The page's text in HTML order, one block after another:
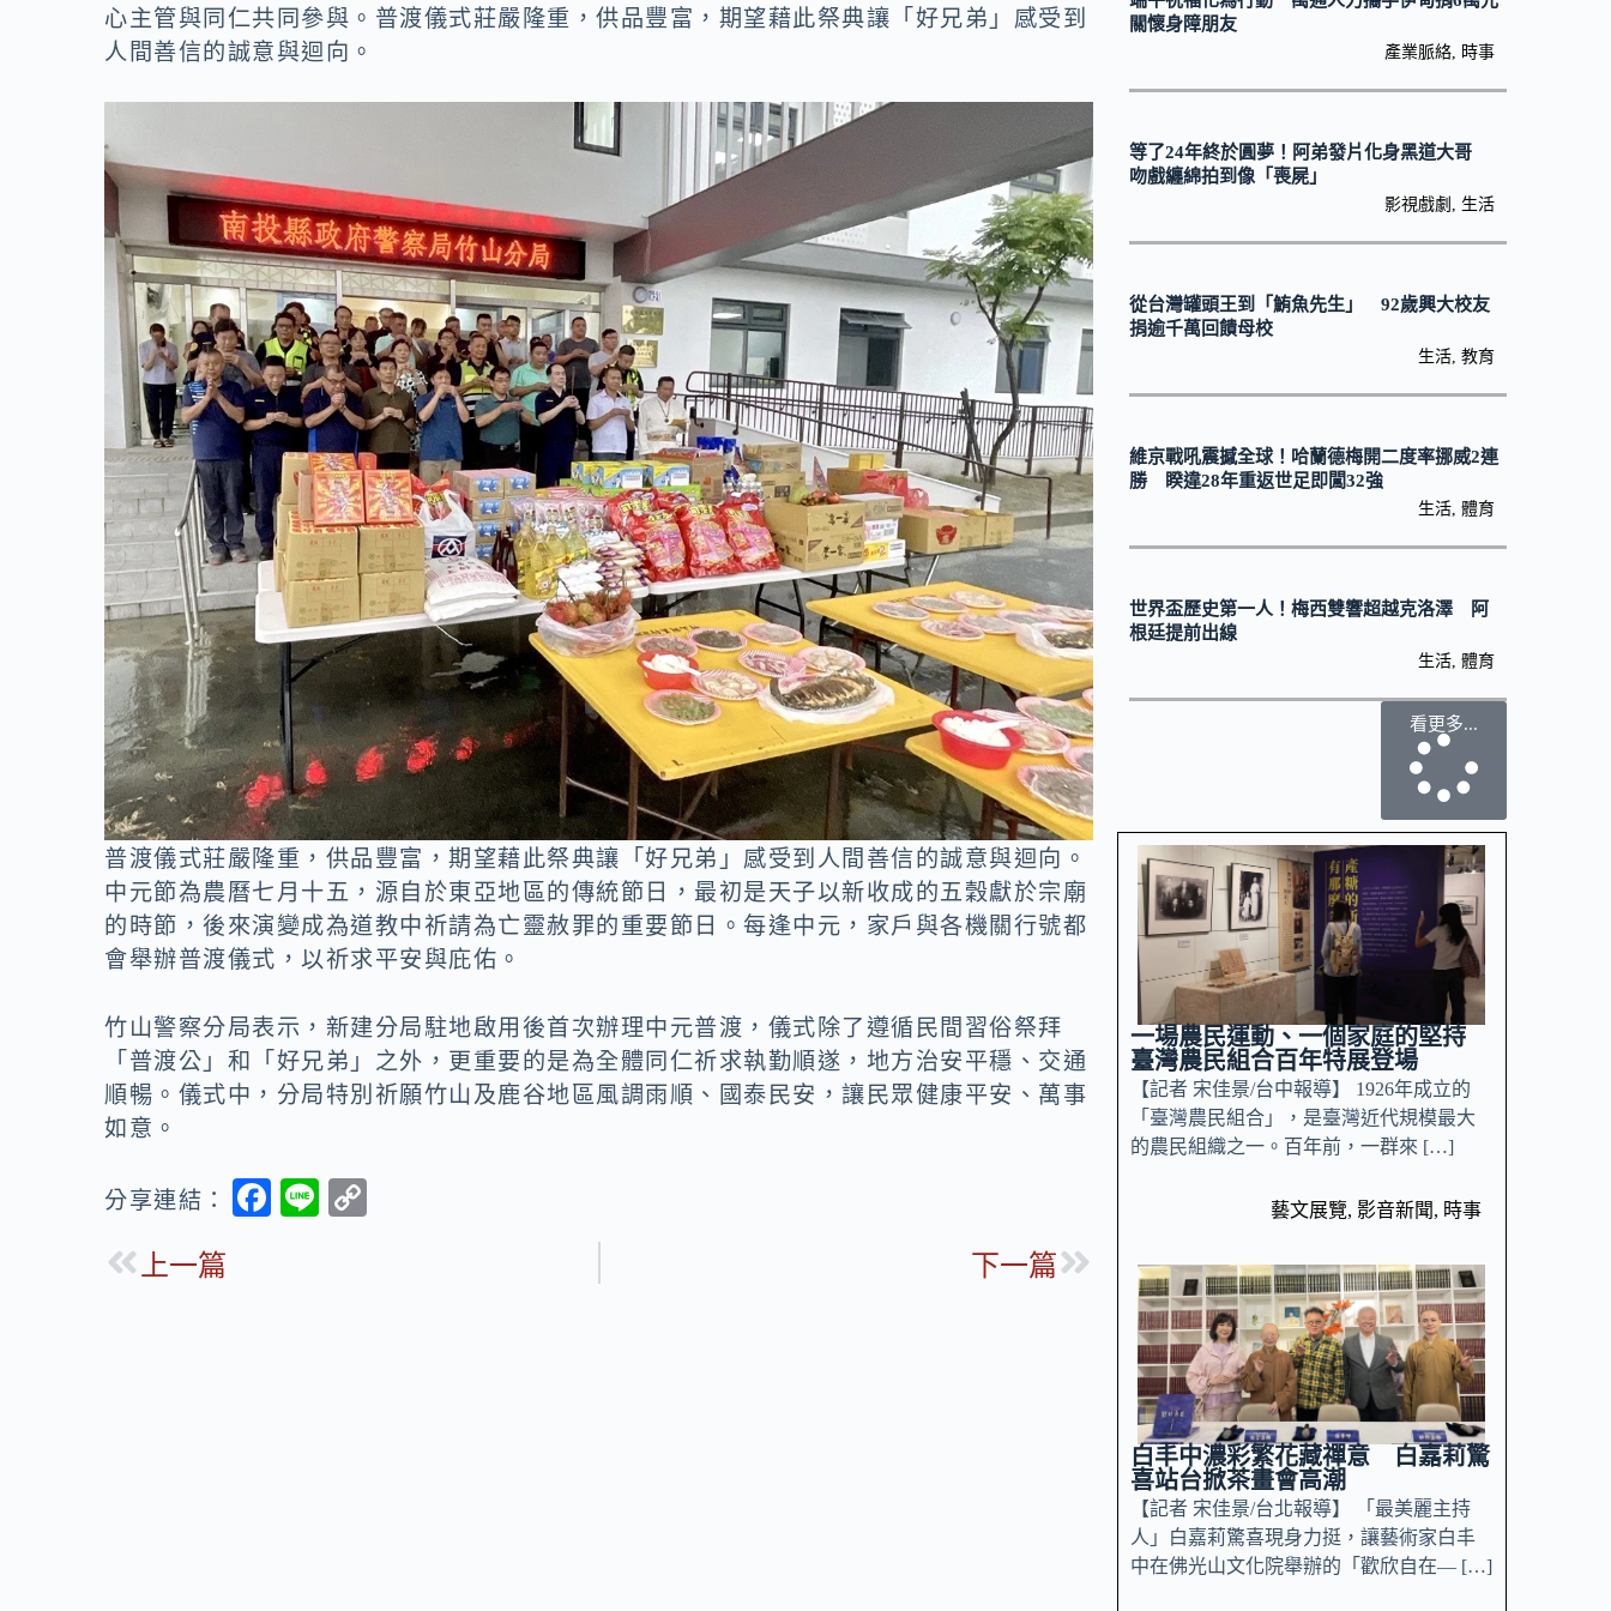
o
k
n
心主管與同仁共同參與。普渡儀式莊嚴隆重，供品豐富，期望藉此祭典讓「好兄弟」感受到
人間善信的誠意與迴向。
普渡儀式莊嚴隆重，供品豐富，期望藉此祭典讓「好兄弟」感受到人間善信的誠意與迴向。
中元節為農曆七月十五，源自於東亞地區的傳統節日，最初是天子以新收成的五穀獻於宗廟
的時節，後來演變成為道教中祈請為亡靈赦罪的重要節日。每逢中元，家戶與各機關行號都
會舉辦普渡儀式，以祈求平安與庇佑。
竹山警察分局表示，新建分局駐地啟用後首次辦理中元普渡，儀式除了遵循民間習俗祭拜
「普渡公」和「好兄弟」之外，更重要的是為全體同仁祈求執勤順遂，地方治安平穩、交通
順暢。儀式中，分局特別祈願竹山及鹿谷地區風調雨順、國泰民安，讓民眾健康平安、萬事
如意。
分享連結：
F Li C
上一篇 下一篇
關懷身障朋友
產業脈絡, 時事
等了24年終於圓夢！阿弟發片化身黑道大哥
吻戲纏綿拍到像「喪屍」
影視戲劇 , 生活
從台灣罐頭王到「鮪魚先生」 92歲興大校友
捐逾千萬回饋母校
生活, 教育
維京戰吼震撼全球！哈蘭德梅開二度率挪威2連
勝 睽違28年重返世足即闖32強
生活, 體育
世界盃歷史第一人！梅西雙響超越克洛澤 阿
根廷提前出線
生活, 體育
看更多...
一場農民運動、一個家庭的堅持
臺灣農民組合百年特展登場
【記者 宋佳景/台中報導】 1926年成立的
「臺灣農民組合」，是臺灣近代規模最大
的農民組織之一。百年前，一群來 […]
藝文展覽, 影音新聞, 時事
白丰中濃彩繁花藏禪意 白嘉莉驚
喜站台掀茶畫會高潮
【記者 宋佳景/台北報導】 「最美麗主持
人」白嘉莉驚喜現身力挺，讓藝術家白丰
中在佛光山文化院舉辦的「歡欣自在— […]